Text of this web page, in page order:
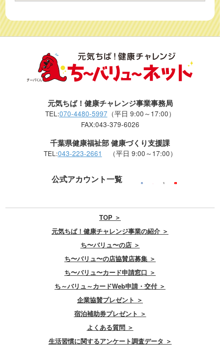
元気ちば！健康チャレンジ事業事務局
TEL:070-4480-5997 （平日 9:00～17:00）
FAX:043-379-6026
千葉県健康福祉部 健康づくり支援課
TEL:043-223-2661 （平日 9:00～17:00）
公式アカウント一覧
TOP ＞
元気ちば！健康チャレンジ事業の紹介 ＞
ち〜バリュ〜の店 ＞
ち〜バリュ〜の店協賛店募集 ＞
ち〜バリュ〜カード申請窓口 ＞
ち～バリュ～カードWeb申請・交付 ＞
企業協賛プレゼント ＞
宿泊補助券プレゼント ＞
よくある質問 ＞
生活習慣に関するアンケート調査データ ＞